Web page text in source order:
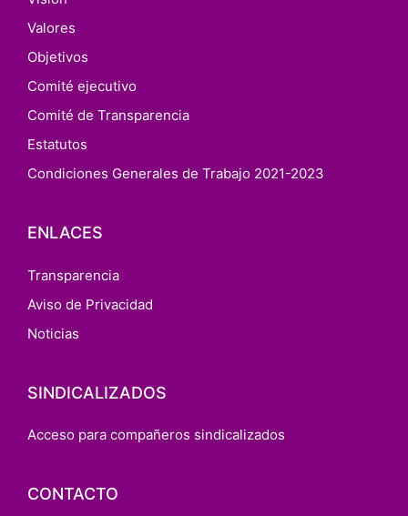
Valores
Objetivos
Comité ejecutivo
Comité de Transparencia
Estatutos
Condiciones Generales de Trabajo 2021-2023
ENLACES
Transparencia
Aviso de Privacidad
Noticias
SINDICALIZADOS
Acceso para compañeros sindicalizados
CONTACTO